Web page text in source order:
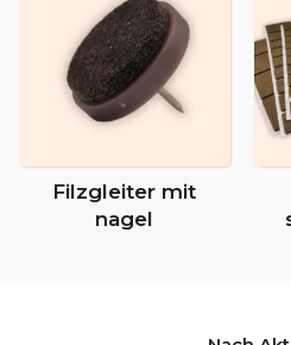
Filzgleiter mit
nagel